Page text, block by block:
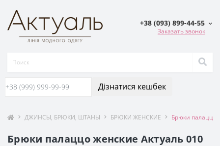
+38 (093) 899-44-55
Заказать звонок
Дізнатися кешбек
ДЖИНСЫ, БРЮКИ, ШТАНЫ БРЮКИ ЖЕНСКИЕ Брюки палаццо
Брюки палаццо женские Актуаль 010